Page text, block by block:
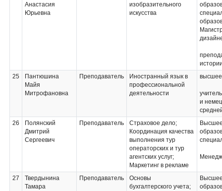
Организация
деятельности службы
номерного фонда и
дополнительных
услуг;
Анастасия
Юрьевна
изобразительного
искусства
25
Пантюшина
Майя
Митрофановна
Преподаватель
Иностранный язык в
профессиональной
деятельности
высшее
и
26
Полянский
Дмитрий
Сергеевич
Преподаватель
Страховое дело;
Координация качества
выполнения тур
операторских и тур
агентских услуг;
Маркетинг в рекламе
27
Твердынина
Тамара
Преподаватель
Основы
бухгалтерского учета;